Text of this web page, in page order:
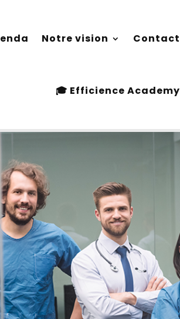
Notre vision Contact
🎓 Efficience Academy